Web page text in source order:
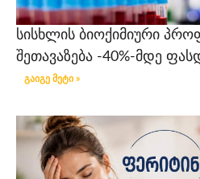
სისხლის ბიოქიმიური
შეთავაზება -40%-მდე
გაიგე მეტი »